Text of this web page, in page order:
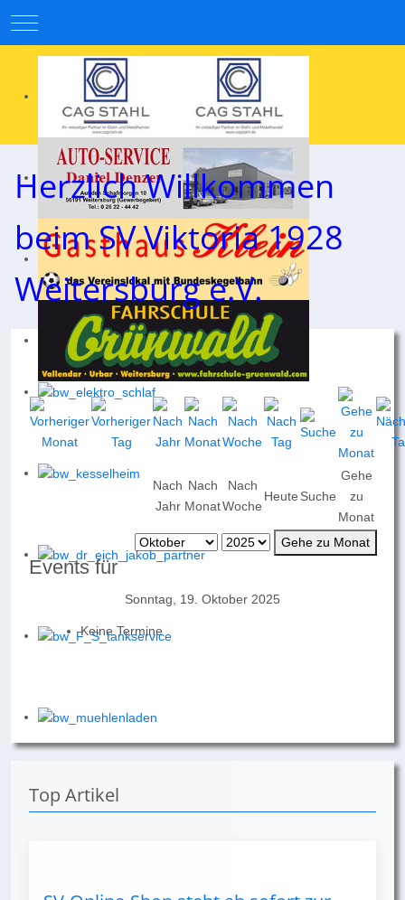
Mobile Menu Toggle
Herzlich Willkommen
beim SV Viktoria 1928
Weitersburg e.V.
Nach
Jahr
Nach
Monat
Nach
Woche
Heute Suche
Gehe
zu
Monat
Gehe zu Monat
Events für
Sonntag, 19. Oktober 2025
Keine Termine
Top Artikel